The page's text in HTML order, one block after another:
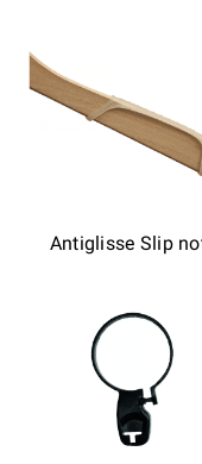
Antiglisse Slip